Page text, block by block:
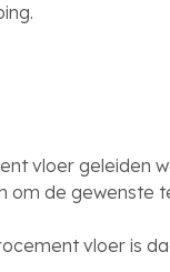
vloer geleiden
om de gewenste
vloer is